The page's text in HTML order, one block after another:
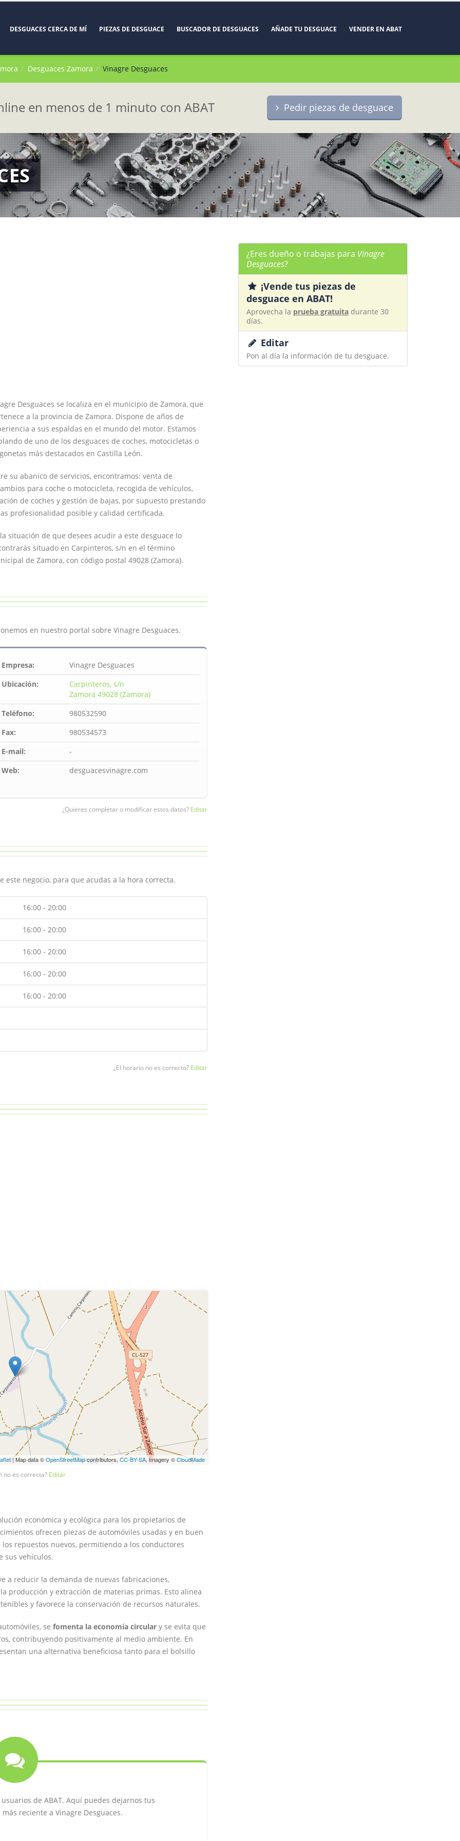
DESGUACES CERCA DE MÍ PIEZAS DE DESGUACE BUSCADOR DE DESGUACES AÑADE TU DESGUACE VENDER EN ABAT
Desguaces Zamora Vinagre Desguaces
en menos de 1 minuto con ABAT Pedir piezas de desguace
Desguaces se localiza en el municipio de Zamora, que
a la provincia de Zamora. Dispone de años de
a sus espaldas en el mundo del motor. Estamos
de uno de los desguaces de coches, motocicletas o
más destacados en Castilla León.
su abanico de servicios, encontramos: venta de
para coche o motocicleta, recogida de vehículos,
de coches y gestión de bajas, por supuesto prestando
profesionalidad posible y calidad certificada.
situación de que desees acudir a este desguace lo
situado en Carpinteros, s/n en el término
de Zamora, con código postal 49028 (Zamora).
en nuestro portal sobre Vinagre Desguaces.
Empresa:
Vinagre Desguaces
Ubicación:
Carpinteros, s/n
Zamora 49028 (Zamora)
Teléfono:
980532590
Fax:
980534573
E-mail:
-
Web:
desguacesvinagre.com
¿Quieres completar o modificar estos datos? Editar
negocio, para que acudas a la hora correcta.
16:00 - 20:00
16:00 - 20:00
16:00 - 20:00
16:00 - 20:00
16:00 - 20:00
¿El horario no es correcto? Editar
| Map data ©OpenStreetMapcontributors,CC-BY-SA, Imagery ©CloudMade
no es correcta? Editar
económica y ecológica para los propietarios de
ofrecen piezas de automóviles usadas y en buen
repuestos nuevos, permitiendo a los conductores
sus vehículos.
a reducir la demanda de nuevas fabricaciones,
producción y extracción de materias primas. Esto alinea
y favorece la conservación de recursos naturales.
se fomenta la economía circular y se evita que
contribuyendo positivamente al medio ambiente. En
una alternativa beneficiosa tanto para el bolsillo
de ABAT. Aquí puedes dejarnos tus
reciente a Vinagre Desguaces.
¿Eres dueño o trabajas para Vinagre
Desguaces?
¡Vende tus piezas de
desguace en ABAT!
Aprovecha la prueba gratuita durante 30
días.
Editar
Pon al día la información de tu desguace.